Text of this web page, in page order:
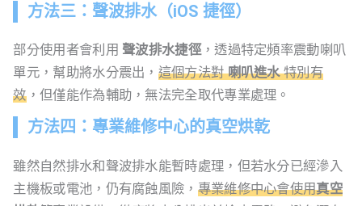
方法三：聲波排水（iOS 捷徑）
部分使用者會利用 聲波排水捷徑，透過特定頻率震動喇叭
單元，幫助將水分震出， 這個方法對喇叭進水特別有
效，但僅能作為輔助，無法完全取代專業處理。
方法四：專業維修中心的真空烘乾
雖然自然排水和聲波排水能暫時處理，但若水分已經滲入
主機板或電池，仍有腐蝕風險， 專業維修中心會使用真空